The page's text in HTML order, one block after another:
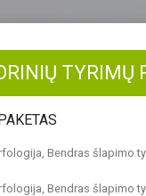
TYRIMŲ
Bendras šlapimo
Bendras šlapimo